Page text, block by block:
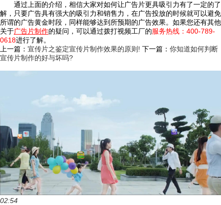
通过上面的介绍，相信大家对如何让广告片更具吸引力有了一定的了
解，只要广告具有强大的吸引力和销售力，在广告投放的时候就可以避免
所谓的广告黄金时段，同样能够达到所预期的广告效果。如果您还有其他
关于广告片制作的疑问，可以通过拨打视频工厂的服务热线：400-789-
0618进行了解。
上一篇： 宣传片之鉴定宣传片制作效果的原则! 下一篇： 你知道如何判断
宣传片制作的好与坏吗?
02:54